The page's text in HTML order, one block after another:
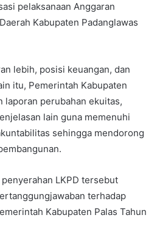
pelaksanaan Anggaran
Kabupaten Padanglawas
lebih, posisi keuangan, dan
itu, Pemerintah Kabupaten
perubahan ekuitas,
lain guna memenuhi
sehingga mendorong
LKPD tersebut
terhadap
Kabupaten Palas Tahun